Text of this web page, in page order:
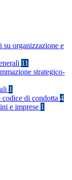
organizzazione e
11
strategico-
1
di condotta 4
e imprese 1